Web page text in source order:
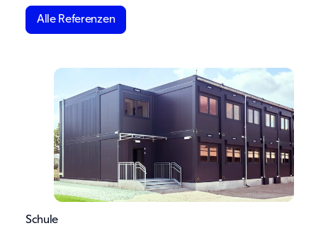
Alle Referenzen
Schule